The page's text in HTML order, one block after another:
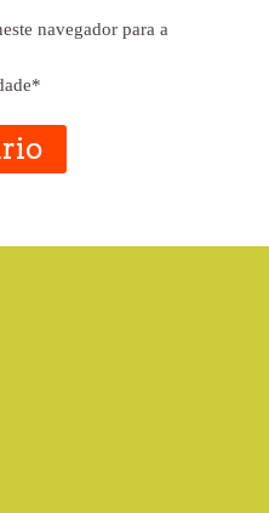
navegador para a
*